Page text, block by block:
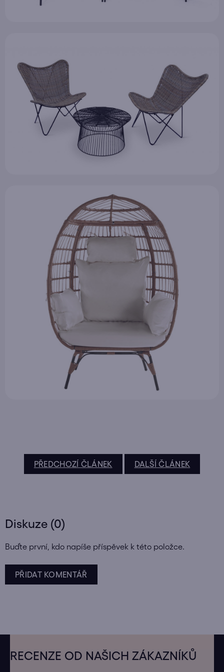
PŘEDCHOZÍ ČLÁNEK DALŠÍ ČLÁNEK
Diskuze (0)
Buďte první, kdo napíše příspěvek k této položce.
PŘIDAT KOMENTÁŘ
RECENZE OD NAŠICH ZÁKAZNÍKŮ